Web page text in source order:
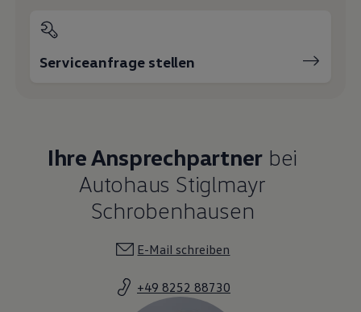
Serviceanfrage stellen
Ihre Ansprechpartner bei
Autohaus Stiglmayr
Schrobenhausen
E-Mail schreiben
+49 8252 88730